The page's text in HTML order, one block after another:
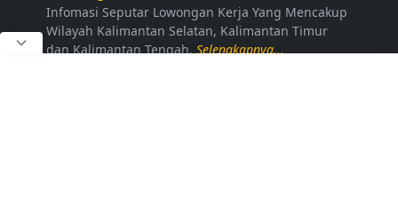
Infomasi Seputar Lowongan Kerja Yang Mencakup
Wilayah Kalimantan Selatan, Kalimantan Timur
dan Kalimantan Tengah.Selengkapnya...